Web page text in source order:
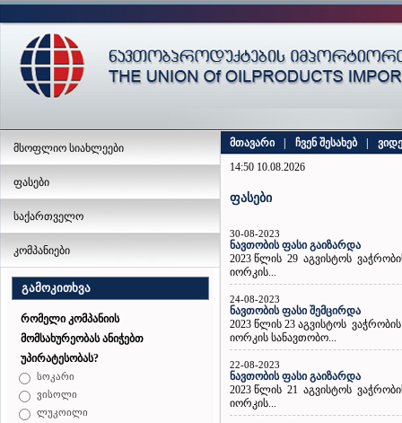
მსოფლიო სიახლეები
ფასები
საქართველო
კომპანიები
გამოკითხვა
რომელი კომპანიის
მომსახურეობას ანიჭებთ
უპირატესობას?
სოკარი
ვისოლი
ლუკოილი
მთავარი ჩვენ შესახებ
14:50 10.08.2026
ფასები
30-08-2023
ნავთობის ფასი გაიზარდა
2023 წლის 29 აგვისტოს
იორკის...
24-08-2023
ნავთობის ფასი შემცირდა
2023 წლის 23 აგვისტოს
იორკის სანავთობო...
22-08-2023
ნავთობის ფასი გაიზარდა
2023 წლის 21 აგვისტოს
იორკის...